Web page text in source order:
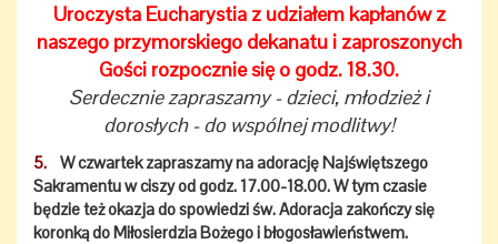
Uroczysta Eucharystia z udziałem kapłanów z
naszego przymorskiego dekanatu i zaproszonych
Gości rozpocznie się o godz. 18.30.
Serdecznie zapraszamy - dzieci, młodzież i
dorosłych - do wspólnej modlitwy!
5.
W czwartek zapraszamy na adorację Najświętszego
Sakramentu w ciszy od godz. 17.00-18.00. W tym czasie
będzie też okazja do spowiedzi św. Adoracja zakończy się
koronką do Miłosierdzia Bożego i błogosławieństwem.